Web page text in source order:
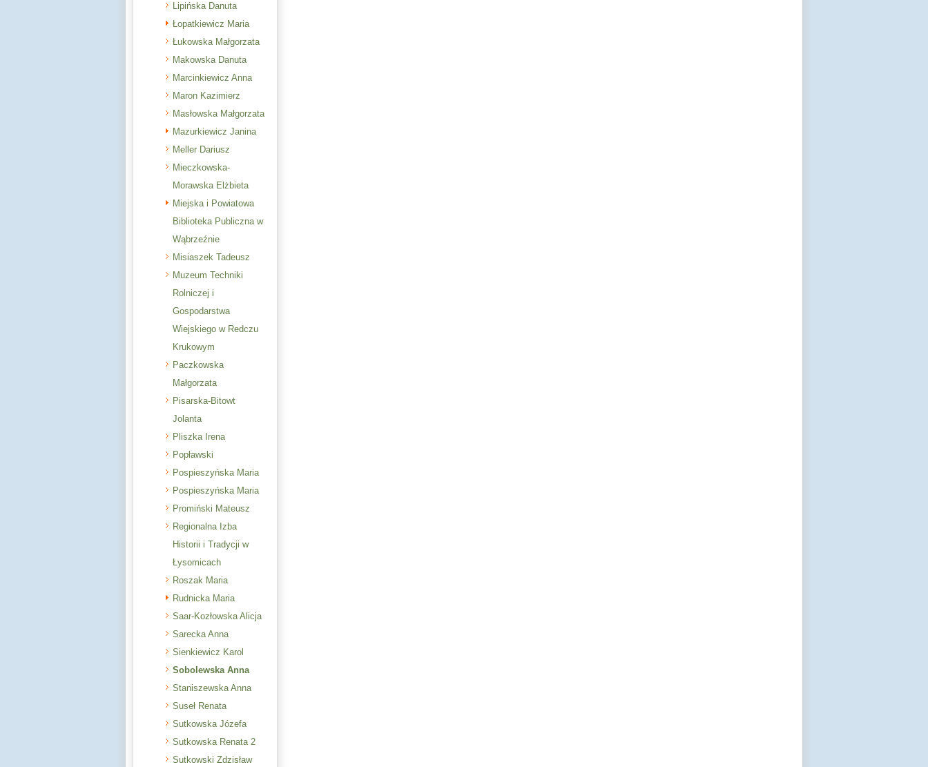
Lipińska Danuta
Łopatkiewicz Maria
Łukowska Małgorzata
Makowska Danuta
Marcinkiewicz Anna
Maron Kazimierz
Masłowska Małgorzata
Mazurkiewicz Janina
Meller Dariusz
Mieczkowska-
Morawska Elżbieta
Miejska i Powiatowa
Biblioteka Publiczna w
Wąbrzeźnie
Misiaszek Tadeusz
Muzeum Techniki
Rolniczej i
Gospodarstwa
Wiejskiego w Redczu
Krukowym
Paczkowska
Małgorzata
Pisarska-Bitowt
Jolanta
Pliszka Irena
Popławski
Pospieszyńska Maria
Pospieszyńska Maria
Promiński Mateusz
Regionalna Izba
Historii i Tradycji w
Łysomicach
Roszak Maria
Rudnicka Maria
Saar-Kozłowska Alicja
Sarecka Anna
Sienkiewicz Karol
Sobolewska Anna
Staniszewska Anna
Suseł Renata
Sutkowska Józefa
Sutkowska Renata 2
Sutkowski Zdzisław